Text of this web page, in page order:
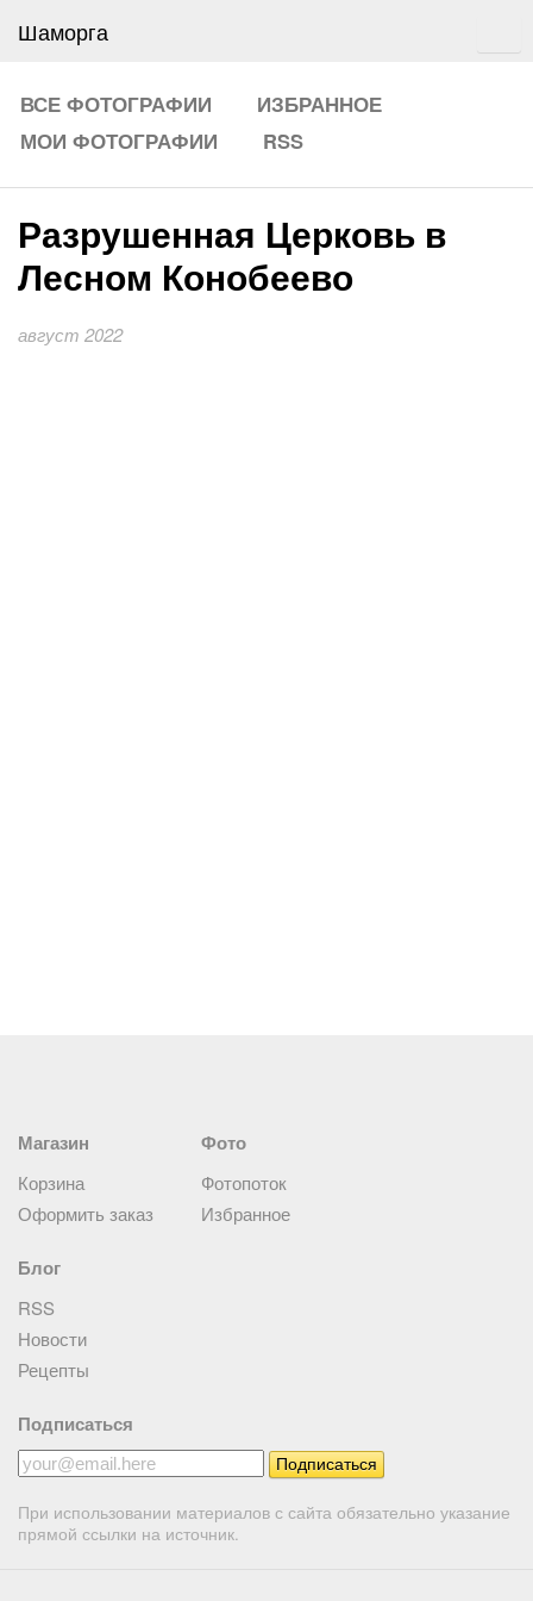
Шаморга
ВСЕ ФОТОГРАФИИ
ИЗБРАННОЕ
МОИ ФОТОГРАФИИ
RSS
Разрушенная Церковь в
Лесном Конобеево
август 2022
Магазин
Корзина
Оформить заказ
Фото
Фотопоток
Избранное
Блог
RSS
Новости
Рецепты
Подписаться
При использовании материалов с сайта обязательно указание
прямой ссылки на источник.